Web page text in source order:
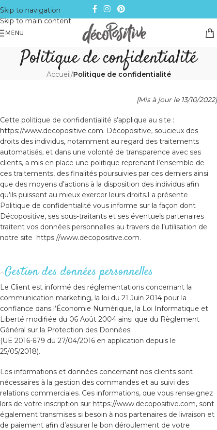
Skip to navigation
Skip to main content
MENU
Politique de confidentialité
Accueil/Politique de confidentialité
[Mis à jour le 13/10/2022]
Cette politique de confidentialité s’applique au site :
https://www.decopositive.com. Décopositive, soucieux des
droits des individus, notamment au regard des traitements
automatisés, et dans une volonté de transparence avec ses
clients, a mis en place une politique reprenant l’ensemble de
ces traitements, des finalités poursuivies par ces derniers ainsi
que des moyens d’actions à la disposition des individus afin
qu’ils puissent au mieux exercer leurs droits.La présente
Politique de confidentialité vous informe sur la façon dont
Décopositive, ses sous-traitants et ses éventuels partenaires
traitent vos données personnelles au travers de l’utilisation de
notre site https://www.decopositive.com.
Gestion des données personnelles
Le Client est informé des réglementations concernant la
communication marketing, la loi du 21 Juin 2014 pour la
confiance dans l’Économie Numérique, la Loi Informatique et
Liberté modifiée du 06 Août 2004 ainsi que du Règlement
Général sur la Protection des Données
(UE 2016-679 du 27/04/2016 en application depuis le
25/05/2018).
Les informations et données concernant nos clients sont
nécessaires à la gestion des commandes et au suivi des
relations commerciales. Ces informations, que vous renseignez
lors de votre inscription sur https://www.decopositive.com, sont
également transmises si besoin à nos partenaires de livraison et
de paiement afin d’assurer le bon déroulement de votre